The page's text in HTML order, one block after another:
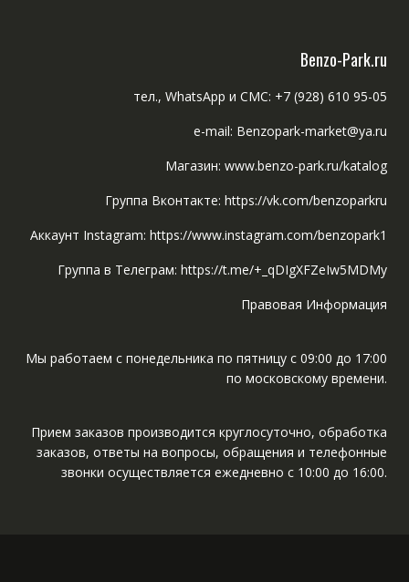
Benzo-Park.ru
тел., WhatsApp и СМС: +7 (928) 610 95-05
e-mail: Benzopark-market@ya.ru
Магазин: www.benzo-park.ru/katalog
Группа Вконтакте: https://vk.com/benzoparkru
Аккаунт Instagram: https://www.instagram.com/benzopark1
Группа в Телеграм: https://t.me/+_qDIgXFZeIw5MDMy
Правовая Информация
Мы работаем с понедельника по пятницу с 09:00 до 17:00
по московскому времени.
Прием заказов производится круглосуточно, обработка
заказов, ответы на вопросы, обращения и телефонные
звонки осуществляется ежедневно с 10:00 до 16:00.